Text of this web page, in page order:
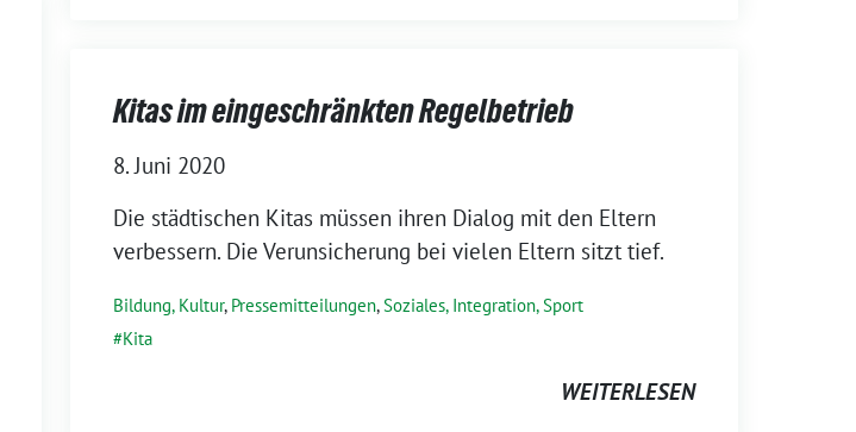
Kitas im eingeschränkten Regelbetrieb
8. Juni 2020
Die städtischen Kitas müssen ihren Dialog mit den Eltern
verbessern. Die Verunsicherung bei vielen Eltern sitzt tief.
Bildung, Kultur, Pressemitteilungen,Soziales, Integration, Sport
Kita
WEITERLESEN